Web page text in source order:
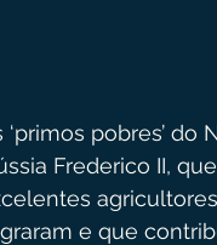
pobres’ do
Frederico II,
e que